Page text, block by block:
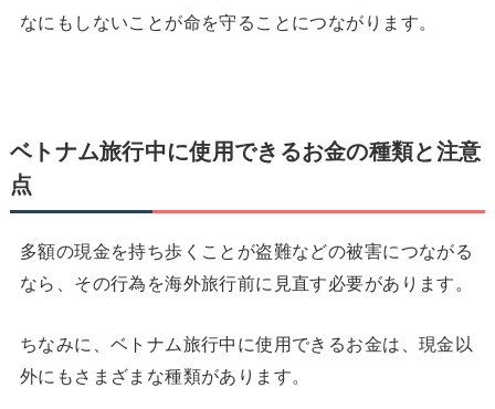
なにもしないことが命を守ることにつながります。
ベトナム旅行中に使用できるお金の種類と注意
点
多額の現金を持ち歩くことが盗難などの被害につながる
なら、その行為を海外旅行前に見直す必要があります。
ちなみに、ベトナム旅行中に使用できるお金は、現金以
外にもさまざまな種類があります。